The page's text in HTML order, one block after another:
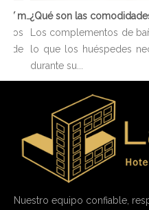
136ª Feria de Cantón: LAICOZY muestra el futuro de los muebles de hotel y los artículos de buffet
de
Los complementos de
lo que los huéspedes
durante su...
Nuestro equipo confiable,